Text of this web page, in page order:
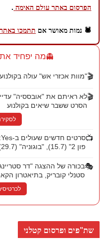
הפרסום באתר עולם האימה .
🕷️ נמות מאושר אם תתמכו באתר
👻מה יפחיד
🎬"מוות אכזרי אש" עולה בקולנוע
🎬לא ראיתם את "אובססיה"
הסרט ששבר שיאים בקולנוע
📺
פון 2" (15.7), "בוגוניה" (29.7)
🎭בכורה של ההצגה "דר
סטנלי קובריק, בתיאטרון הקאמרי
שת"פים ופרסום קטלני